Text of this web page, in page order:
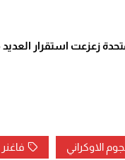
زعزعت استقرار
الاوكراني فاغنر